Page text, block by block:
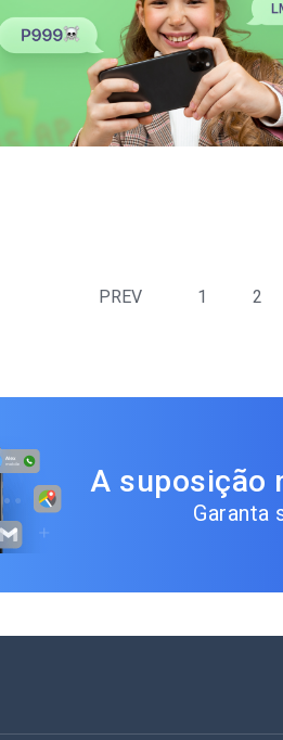
PREV 1 2
A suposição
Garanta